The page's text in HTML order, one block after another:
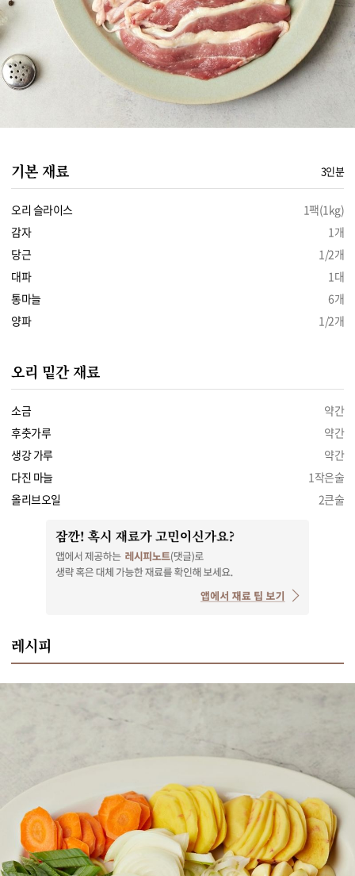
기본 재료 3인분
오리 슬라이스
1팩(1kg)
감자
1개
당근
1/2개
대파
1대
통마늘
6개
양파
1/2개
오리 밑간 재료
소금
약간
후춧가루
약간
생강 가루
약간
다진 마늘
1작은술
올리브오일
2큰술
레시피